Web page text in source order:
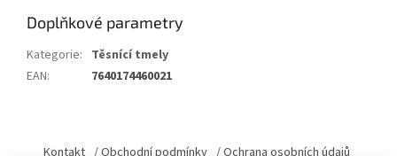
Doplňkové parametry
Kategorie: Těsnící tmely
EAN: 7640174460021